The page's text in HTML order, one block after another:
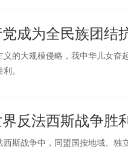
成为全民族团结
义的大规模侵略，我中华儿女奋
。
反法西斯战争胜
西斯战争中，同盟国按地域、独